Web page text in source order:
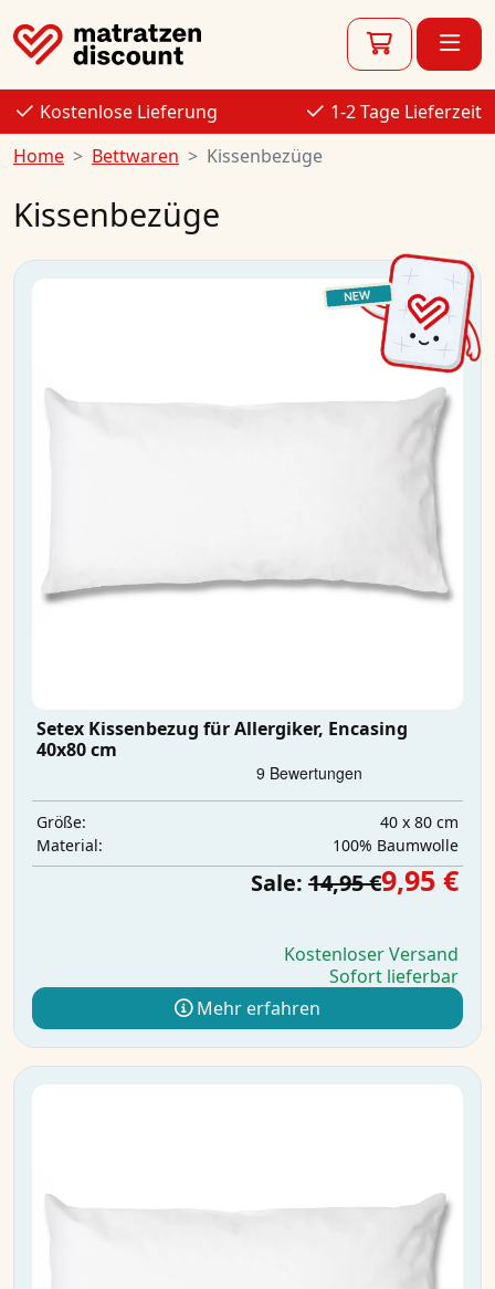
Kostenlose Lieferung
1-2 Tage Lieferzeit
Home
Bettwaren Kissenbezüge
Kissenbezüge
Setex Kissenbezug für Allergiker, Encasing
40x80 cm
Größe:
40 x 80 cm
Material:
100% Baumwolle
Sale: 14,95 €9,95 €
Kostenloser Versand
Sofort lieferbar
Mehr erfahren